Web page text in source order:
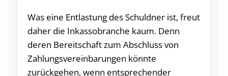
Was eine Entlastung des Schuldner ist, freut
daher die Inkassobranche kaum. Denn
deren Bereitschaft zum Abschluss von
Zahlungsvereinbarungen könnte
zurückgehen, wenn entsprechender